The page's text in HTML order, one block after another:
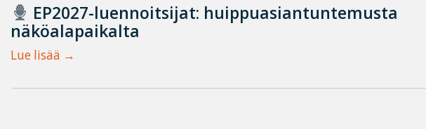
EP2027-luennoitsijat: huippuasiantuntemusta
näköalapaikalta
Lue lisää